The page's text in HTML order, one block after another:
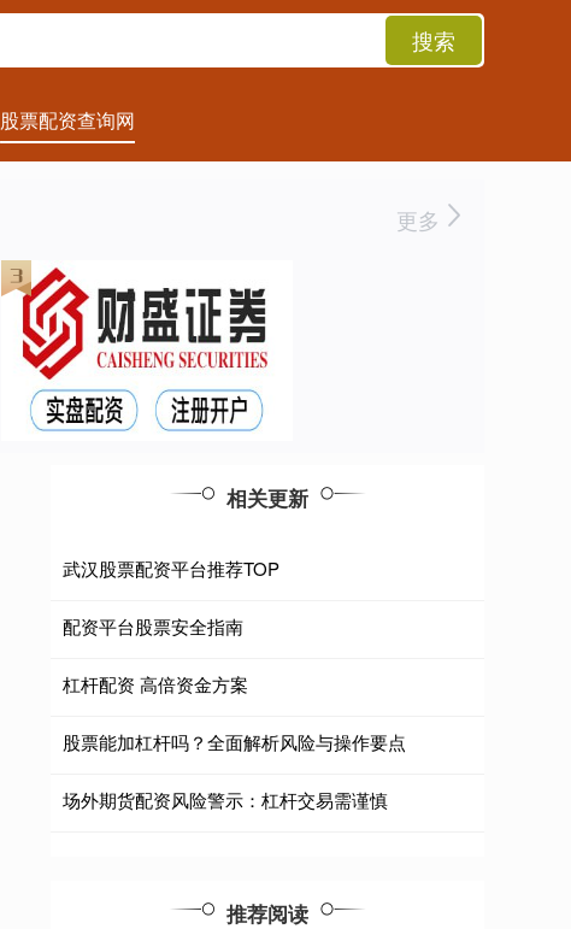
搜索
股票配资查询网
更多
相关更新
武汉股票配资平台推荐TOP
配资平台股票安全指南
杠杆配资 高倍资金方案
股票能加杠杆吗？全面解析风险与操作要点
场外期货配资风险警示：杠杆交易需谨慎
推荐阅读